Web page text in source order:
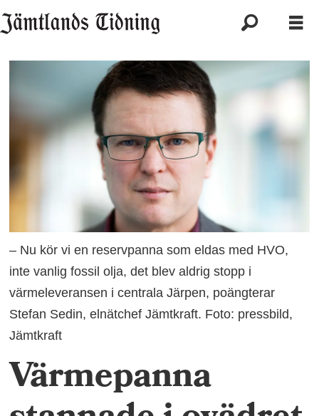
– Nu kör vi en reservpanna som eldas med HVO,
inte vanlig fossil olja, det blev aldrig stopp i
värmeleveransen i centrala Järpen, poängterar
Stefan Sedin, elnätchef Jämtkraft. Foto: pressbild,
Jämtkraft
Värmepanna